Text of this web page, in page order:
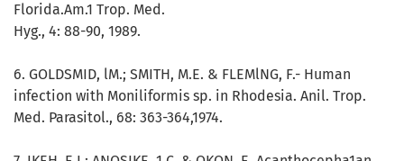
Florida.Am.1 Trop. Med.
Hyg., 4: 88-90, 1989.
6. GOLDSMID, lM.; SMITH, M.E. & FLEMlNG, F.- Human
infection with Moniliformis sp. in Rhodesia. Anil. Trop.
Med. Parasitol., 68: 363-364,1974.